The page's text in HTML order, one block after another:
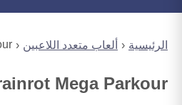
الرئيسية ألعاب متعدد اللاعبين
Mega Parkour